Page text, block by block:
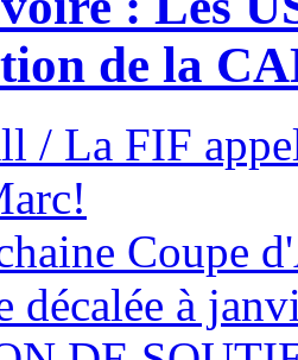
de la
/ La FIF
Coupe
décalée à